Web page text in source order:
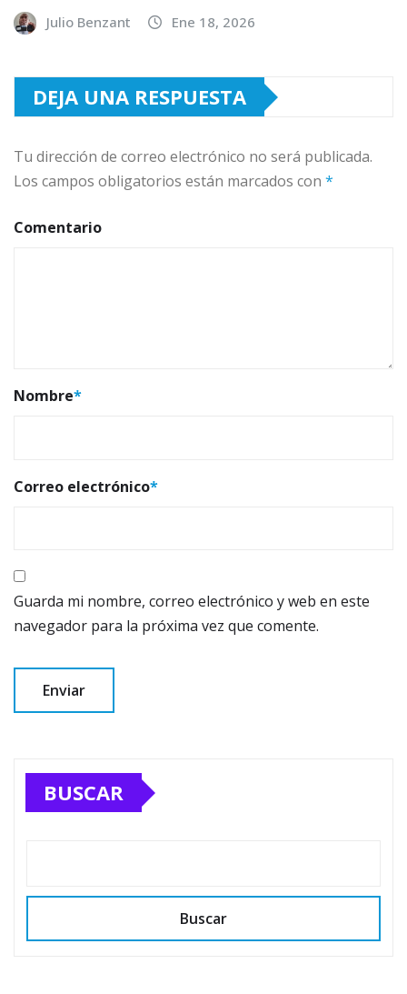
Julio Benzant Ene 18, 2026
DEJA UNA RESPUESTA
Tu dirección de correo electrónico no será publicada.
Los campos obligatorios están marcados con *
Comentario
Nombre*
Correo electrónico*
Guarda mi nombre, correo electrónico y web en este
navegador para la próxima vez que comente.
BUSCAR
Buscar